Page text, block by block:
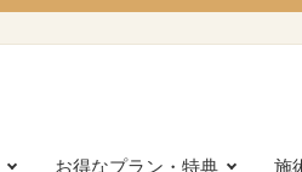
お得なプラン・特典 施